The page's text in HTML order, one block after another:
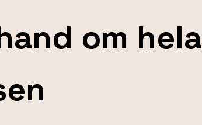
om hela